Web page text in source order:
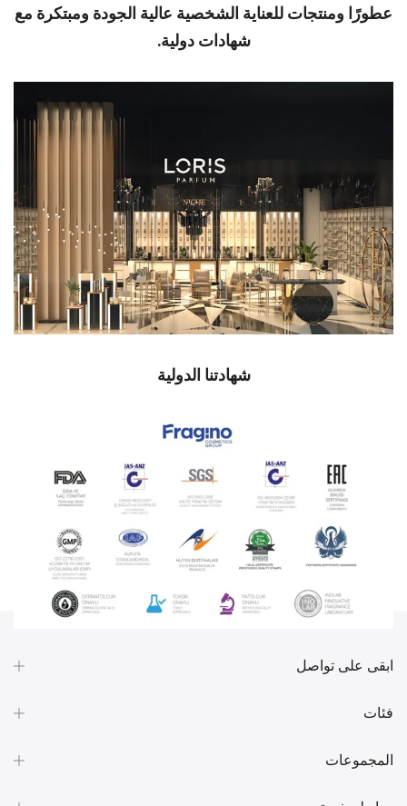
عطورًا ومنتجات للعناية الشخصية عالية الجودة ومبتكرة مع
شهادات دولية.
شهادتنا الدولية
ابقى على تواصل
فئات
المجموعات